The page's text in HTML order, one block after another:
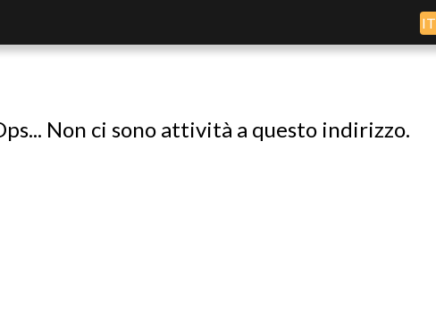
IT
Non ci sono attività a questo indirizzo.